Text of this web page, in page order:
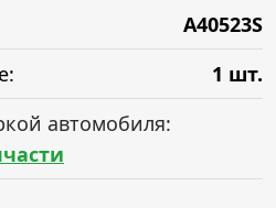
A40523S
1 шт.
автомобиля: